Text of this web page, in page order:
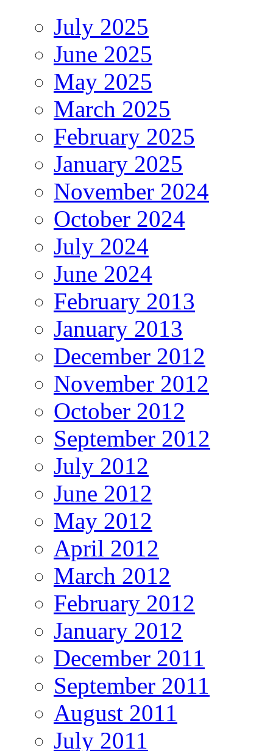
July 2025
June 2025
May 2025
March 2025
February 2025
January 2025
November 2024
October 2024
July 2024
June 2024
February 2013
January 2013
December 2012
November 2012
October 2012
September 2012
July 2012
June 2012
May 2012
April 2012
March 2012
February 2012
January 2012
December 2011
September 2011
August 2011
July 2011